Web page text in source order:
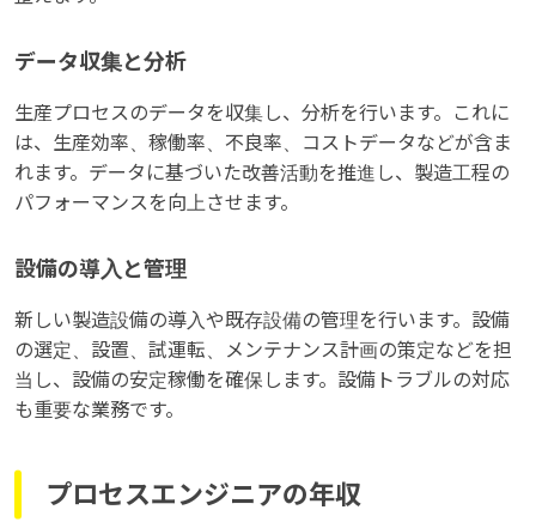
データ収集と分析
生産プロセスのデータを収集し、分析を行います。これに
は、生産効率、稼働率、不良率、コストデータなどが含ま
れます。データに基づいた改善活動を推進し、製造工程の
パフォーマンスを向上させます。
設備の導入と管理
新しい製造設備の導入や既存設備の管理を行います。設備
の選定、設置、試運転、メンテナンス計画の策定などを担
当し、設備の安定稼働を確保します。設備トラブルの対応
も重要な業務です。
プロセスエンジニアの年収